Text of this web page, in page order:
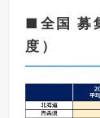
■ 全国 募
度 ）